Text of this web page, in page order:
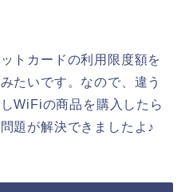
トカードの利用限度額を
たいです。なので、違う
WiFiの商品を購入したら
題が解決できましたよ♪